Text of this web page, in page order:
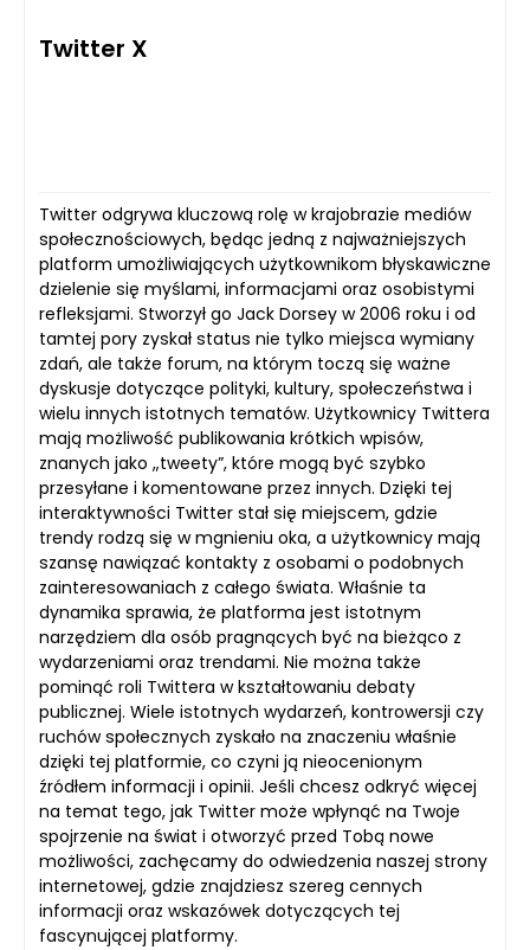
Twitter X
Twitter odgrywa kluczową rolę w krajobrazie mediów
społecznościowych, będąc jedną z najważniejszych
platform umożliwiających użytkownikom błyskawiczne
dzielenie się myślami, informacjami oraz osobistymi
refleksjami. Stworzył go Jack Dorsey w 2006 roku i od
tamtej pory zyskał status nie tylko miejsca wymiany
zdań, ale także forum, na którym toczą się ważne
dyskusje dotyczące polityki, kultury, społeczeństwa i
wielu innych istotnych tematów. Użytkownicy Twittera
mają możliwość publikowania krótkich wpisów,
znanych jako „tweety”, które mogą być szybko
przesyłane i komentowane przez innych. Dzięki tej
interaktywności Twitter stał się miejscem, gdzie
trendy rodzą się w mgnieniu oka, a użytkownicy mają
szansę nawiązać kontakty z osobami o podobnych
zainteresowaniach z całego świata. Właśnie ta
dynamika sprawia, że platforma jest istotnym
narzędziem dla osób pragnących być na bieżąco z
wydarzeniami oraz trendami. Nie można także
pominąć roli Twittera w kształtowaniu debaty
publicznej. Wiele istotnych wydarzeń, kontrowersji czy
ruchów społecznych zyskało na znaczeniu właśnie
dzięki tej platformie, co czyni ją nieocenionym
źródłem informacji i opinii. Jeśli chcesz odkryć więcej
na temat tego, jak Twitter może wpłynąć na Twoje
spojrzenie na świat i otworzyć przed Tobą nowe
możliwości, zachęcamy do odwiedzenia naszej strony
internetowej, gdzie znajdziesz szereg cennych
informacji oraz wskazówek dotyczących tej
fascynującej platformy.